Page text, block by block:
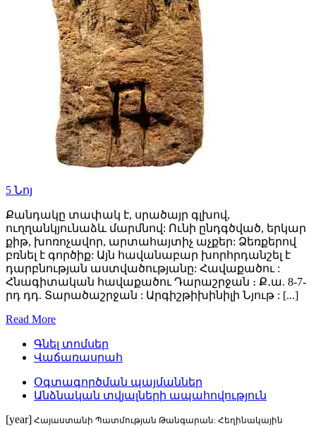
5 Նոյ
Քանդակը տափակ է, սրածայր գլխով,
ուղղանկյունաձև մարմնով: Ունի ընդգծված, երկար
քիթ, խոռոչավոր, արտահայտիչ աչքեր: Ձեռքերով
բռնել է գործիք: Այն հավանաբար խորհրդանշել է
դարբնության աստվածությանը: Հավաքածու :
Հնագիտական հավաքածու Դարաշրջան ։ Ք․ա. 8-7-
րդ դդ. Տարածաշրջան : Արգիշթիխինիլի Նյութ : [...]
Read More
Գնել տոմսեր
Վաճառասրահ
Օգտագործման պայմաններ
Անձնական տվյալների ապահովություն
[year] Հայաստանի Պատմության Թանգարան: Հեղինակային